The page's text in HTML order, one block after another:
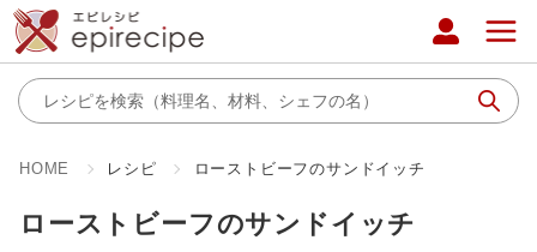
HOME レシピ ローストビーフのサンドイッチ
ローストビーフのサンドイッチ